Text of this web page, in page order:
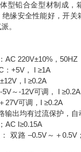
型铅合金型材制成，
绝缘安全性能好，开关
。
AC 220V±10%，50HZ
+5V， I ≥1A
，I ≥0.2A
-12V可调， I ≥0.2A
27V可调，I ≥0.2A
均有过流保护，自
AC I≥0.15A
双路 –0.5V～＋0.5V